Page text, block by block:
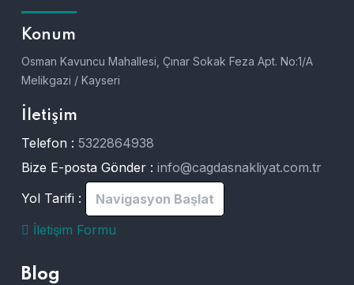
Konum
Osman Kavuncu Mahallesi, Çınar Sokak Feza Apt. No:1/A
Melikgazi / Kayseri
İletişim
Telefon : 5322864938
Bize E-posta Gönder : info@cagdasnakliyat.com.tr
Yol Tarifi :
Navigasyon Başlat
İletişim Formu
Blog